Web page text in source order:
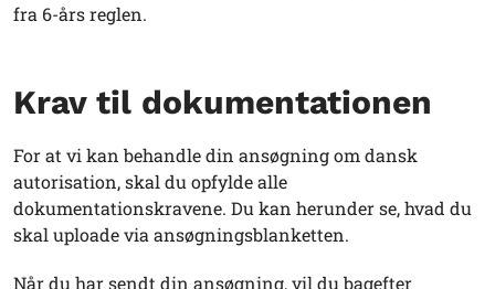
fra 6-års reglen.
Krav til dokumentationen
For at vi kan behandle din ansøgning om dansk
autorisation, skal du opfylde alle
dokumentationskravene. Du kan herunder se, hvad du
skal uploadevia ansøgningsblanketten.
Når du har sendt din ansøgning, vil du bagefter